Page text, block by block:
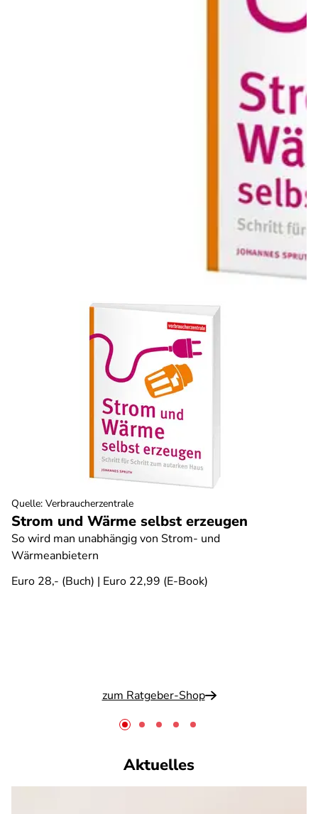
Strom und Wärme selbst erzeugen
So wird man unabhängig von Strom- und
Wärmeanbietern
Euro 28,- (Buch) | Euro 22,99 (E-Book)
zum Ratgeber-Shop
Quelle: Verbraucherzentrale
Aktuelles